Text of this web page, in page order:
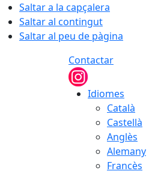
Saltar a la capçalera
Saltar al contingut
Saltar al peu de pàgina
Contactar
Idiomes
Català
Castellà
Anglès
Alemany
Francès